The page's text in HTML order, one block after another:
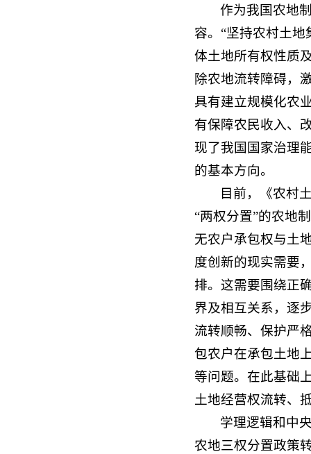
作为我国农地
容。“坚持农村土
体土地所有权性质
除农地流转障碍，
具有建立规模化农
有保障农民收入、
现了我国国家治理
的基本方向。
目前，《农村
“两权分置”的农地
无农户承包权与土
度创新的现实需要
排。这需要围绕正
界及相互关系，逐
流转顺畅、保护严
包农户在承包土地
等问题。在此基础
土地经营权流转、
学理逻辑和中
农地三权分置政策